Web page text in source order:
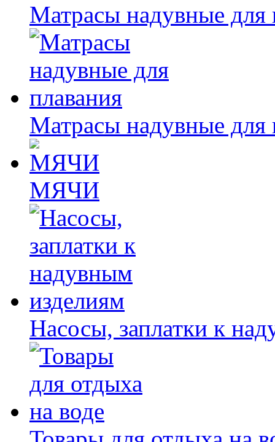
Матрасы надувные для
Матрасы надувные для
МЯЧИ
Насосы, заплатки к